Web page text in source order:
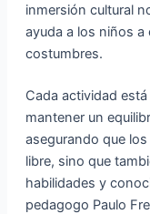
inmersión cultural
ayuda a los niños a
costumbres.
Cada actividad
mantener un
asegurando que
libre, sino que
habilidades y
pedagogo Paulo